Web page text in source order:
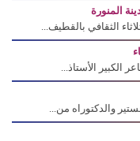
المنورة
الثقافي بالقطيف...
الأستاذ...
والدكتوراه من...